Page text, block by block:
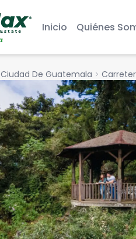
Inicio Quiénes
Ciudad De Guatemala chevron_right